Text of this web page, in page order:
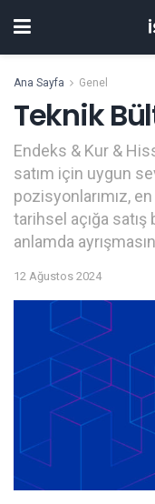
Ana Sayfa Genel
Teknik
Endeks & Kur &
satım için uygun
pozisyonlarımız,
tarihsel açığa
anlamda
12 Ağustos 2024